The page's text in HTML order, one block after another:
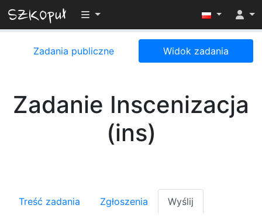
Przełącz widoczność menu
Zadania publiczne Widok zadania
Zadanie Inscenizacja
(ins)
Treść zadania Zgłoszenia Wyślij